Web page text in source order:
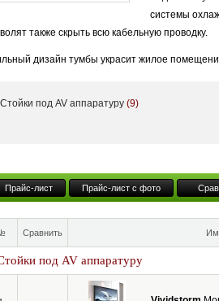
системы
также скрыть всю кабельную проводку.
дизайн тумбы украсит жилое
того, компания VividStorm предлагает на
моторизованные и встраиваемые – как в
Стойки под AV аппаратуру (9)
Прайс-лист Прайс-лист с фото
Сравнить
под AV аппаратуру